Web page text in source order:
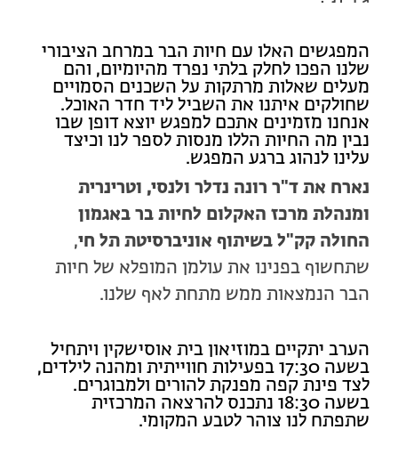
המפגשים האלו עם חיות הבר במרחב הציבורי
שלנו הפכו לחלק בלתי נפרד מהיומיום, והם
מעלים שאלות מרתקות על השכנים הסמויים
שחולקים איתנו את השביל ליד חדר האוכל.
אנחנו מזמינים אתכם למפגש יוצא דופן שבו
נבין מה החיות הללו מנסות לספר לנו וכיצד
עלינו לנהוג ברגע המפגש.
נארח את ד"ר רונה נדלר ולנסי, וטרינרית
ומנהלת מרכז האקלום לחיות בר באגמון
החולה קק"ל בשיתוף אוניברסיטת תל חי,
שתחשוף בפנינו את עולמן המופלא של חיות
הבר הנמצאות ממש מתחת לאף שלנו.
הערב יתקיים במוזיאון בית אוסישקין ויתחיל
בשעה 17:30 בפעילות חווייתית ומהנה לילדים,
לצד פינת קפה מפנקת להורים ולמבוגרים.
בשעה 18:30 נתכנס להרצאה המרכזית
שתפתח לנו צוהר לטבע המקומי.